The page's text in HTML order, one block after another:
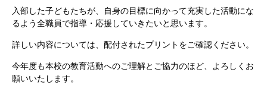
入部した子どもたちが、自身の目標に向かって充実した活動にな
るよう全職員で指導・応援していきたいと思います。
詳しい内容については、配付されたプリントをご確認ください。
今年度も本校の教育活動へのご理解とご協力のほど、よろしくお
願いいたします。